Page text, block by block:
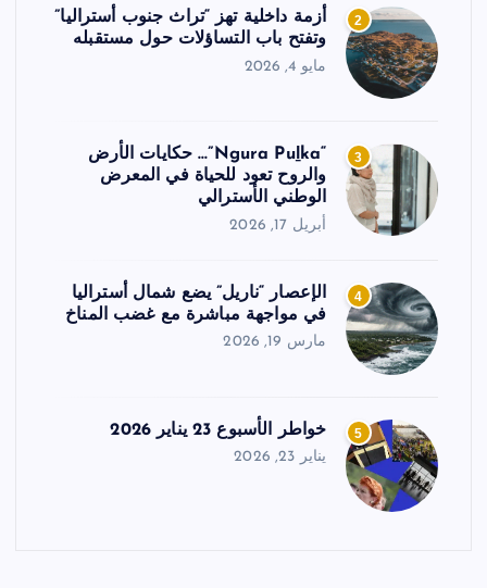
2
أزمة داخلية تهز “تراث جنوب أستراليا”
وتفتح باب التساؤلات حول مستقبله
مايو 4, 2026
3
“Ngura Puḻka”… حكايات الأرض
والروح تعود للحياة في المعرض
الوطني الأسترالي
أبريل 17, 2026
4
الإعصار “ناريل” يضع شمال أستراليا
في مواجهة مباشرة مع غضب المناخ
مارس 19, 2026
5 خواطر الأسبوع 23 يناير 2026
يناير 23, 2026